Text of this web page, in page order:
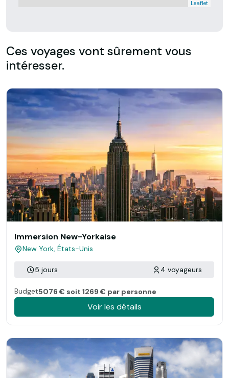
Leaflet
Ces voyages vont sûrement vous
intéresser.
Immersion New-Yorkaise
New York, États-Unis
5 jours 4 voyageurs
Budget5076 € soit 1269 € par personne
Voir les détails